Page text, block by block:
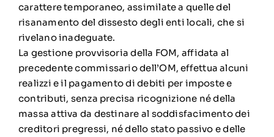
carattere temporaneo, assimilate a quelle del
risanamento del dissesto degli enti locali, che si
rivelano inadeguate.
La gestione provvisoria della FOM, affidata al
precedente commissario dell’OM, effettua alcuni
realizzi e il pagamento di debiti per imposte e
contributi, senza precisa ricognizione né della
massa attiva da destinare al soddisfacimento dei
creditori pregressi, né dello stato passivo e delle